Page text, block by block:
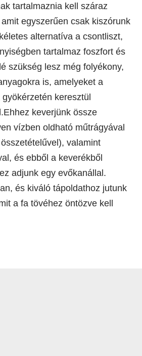
tartalmaznia kell száraz
egyszerűen csak kiszórunk
alternatíva a csontliszt,
tartalmaz foszfort és
szükség lesz még folyékony,
is, amelyeket a
keresztül
keverjünk össze
vízben oldható műtrágyával
valamint
és ebből a keverékből
adjunk egy evőkanállal.
és kiváló tápoldathoz jutunk
a fa tövéhez öntözve kell